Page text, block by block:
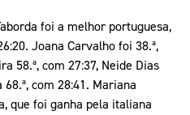
foi a melhor portuguesa,
Joana Carvalho foi 38.ª,
58.ª, com 27:37, Neide Dias
com 28:41. Mariana
que foi ganha pela italiana